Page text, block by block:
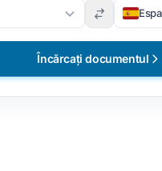
Încărcați documentul